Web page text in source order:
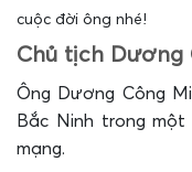
cuộc đời ông nhé!
Chủ tịch Dương
Ông Dương Công
Bắc Ninh trong
mạng.